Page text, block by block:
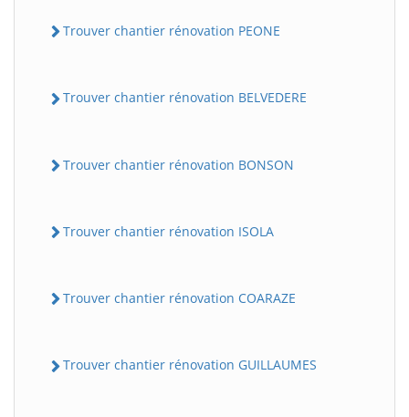
Trouver chantier rénovation PEONE
Trouver chantier rénovation BELVEDERE
Trouver chantier rénovation BONSON
Trouver chantier rénovation ISOLA
Trouver chantier rénovation COARAZE
Trouver chantier rénovation GUILLAUMES